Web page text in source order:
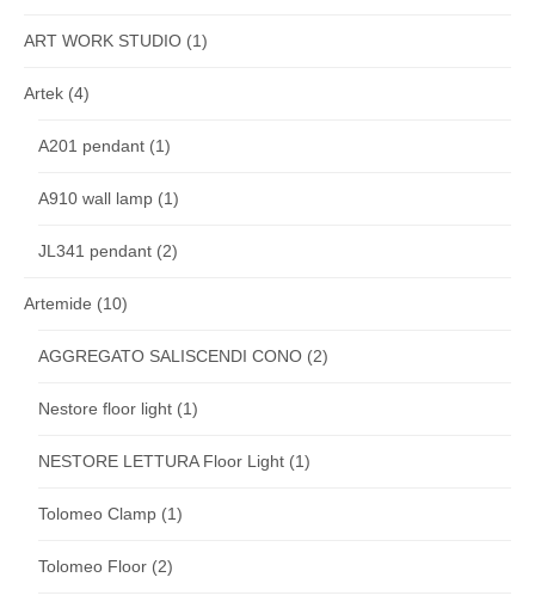
ART WORK STUDIO (1)
Artek (4)
A201 pendant (1)
A910 wall lamp (1)
JL341 pendant (2)
Artemide (10)
AGGREGATO SALISCENDI CONO (2)
Nestore floor light (1)
NESTORE LETTURA Floor Light (1)
Tolomeo Clamp (1)
Tolomeo Floor (2)